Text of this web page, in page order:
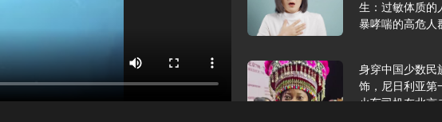
生：过敏体质的
暴哮喘的高危人
身穿中国少数民
饰，尼日利亚第
火车司机在北京